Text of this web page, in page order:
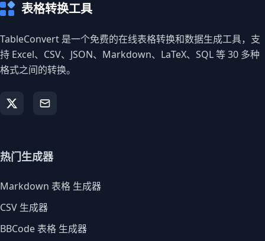
表格转换工具
TableConvert 是一个免费的在线表格转换和数据生成工具，支
持 Excel、CSV、JSON、Markdown、LaTeX、SQL 等 30 多种
格式之间的转换。
热门生成器
Markdown 表格 生成器
CSV 生成器
BBCode 表格 生成器